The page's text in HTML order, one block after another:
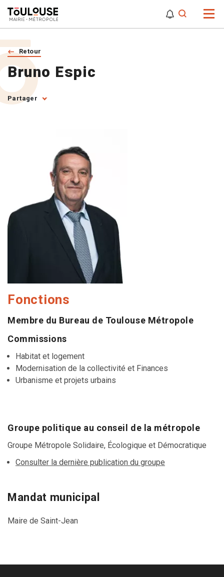
Retour
Bruno Espic
Partager
Fonctions
Membre du Bureau de Toulouse Métropole
Commissions
Habitat et logement
Modernisation de la collectivité et Finances
Urbanisme et projets urbains
Groupe politique au conseil de la métropole
Groupe Métropole Solidaire, Écologique et Démocratique
Consulter la dernière publication du groupe
Mandat municipal
Maire de Saint-Jean